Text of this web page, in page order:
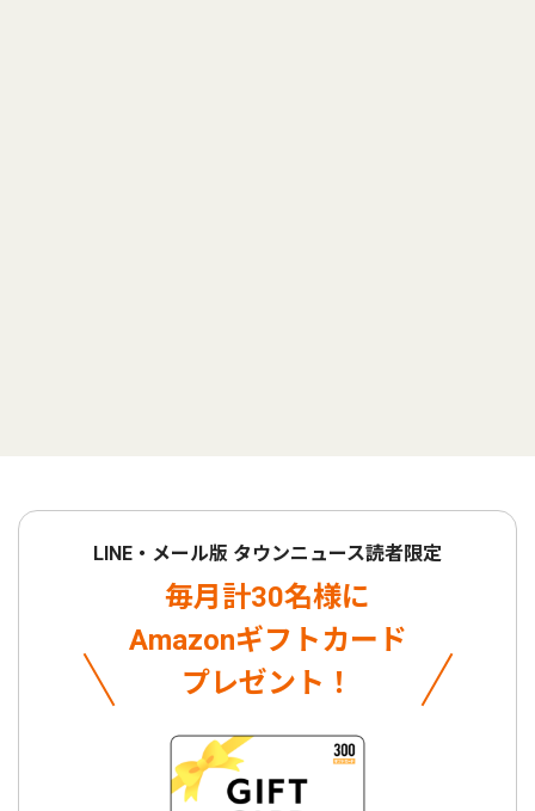
LINE・メール版 タウンニュース読者限定
毎月計30名様に
Amazonギフトカード
プレゼント！